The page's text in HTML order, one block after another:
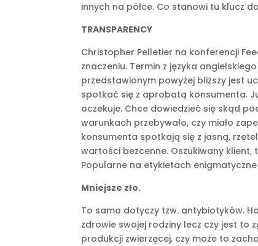
innych na półce. Co stanowi tu klucz
TRANSPARENCY
Christopher Pelletier na konferencji
znaczeniu. Termin z języka
przedstawionym powyżej bliższy jest
spotkać się z aprobatą konsumenta.
oczekuje. Chce dowiedzieć się skąd
warunkach przebywało, czy miało
konsumenta spotkają się z jasną,
wartości bezcenne. Oszukiwany
Popularne na etykietach enigmatyczne
Mniejsze zło.
To samo dotyczy tzw. antybiotyków.
zdrowie swojej rodziny lecz czy jest to
produkcji zwierzęcej, czy może to